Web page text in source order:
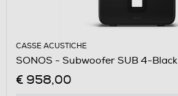
CASSE ACUSTICHE
SONOS - Subwoofer SUB 4-Black
€ 958,00